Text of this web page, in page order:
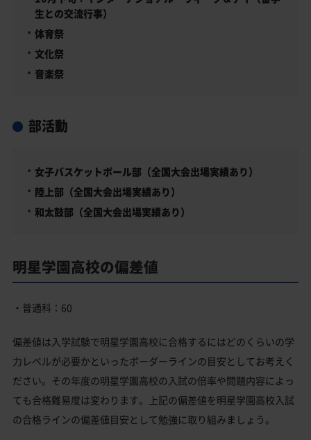
生との交流行事）
体育祭
文化祭
音楽祭
部活動
女子バスケットボール部（全国大会出場実績あり）
陸上部（全国大会出場実績あり）
和太鼓部（全国大会出場実績あり）
明星学園高校の偏差値
・普通科：60
偏差値は入学試験で明星学園高校に合格するにはどのくらいの学
力レベルが必要かといったボーダーラインの目安としてお考えく
ださい。その年度の明星学園高校の入試の倍率や問題内容によっ
ても合格難易度は変わります。上記の偏差値を明星学園高校入試
の合格ラインの偏差値目安として勉強に取り組みましょう。